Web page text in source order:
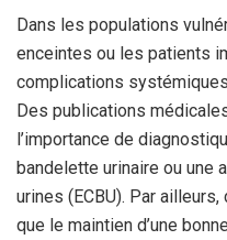
Dans les populations
enceintes ou les patients
complications
Des publications
l’importance de
bandelette urinaire ou une
urines (ECBU). Par
que le maintien d’une